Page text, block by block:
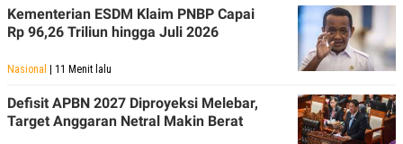
Kementerian ESDM Klaim PNBP Capai
Rp 96,26 Triliun hingga Juli 2026
Nasional | 11 Menit lalu
Defisit APBN 2027 Diproyeksi Melebar,
Target Anggaran Netral Makin Berat